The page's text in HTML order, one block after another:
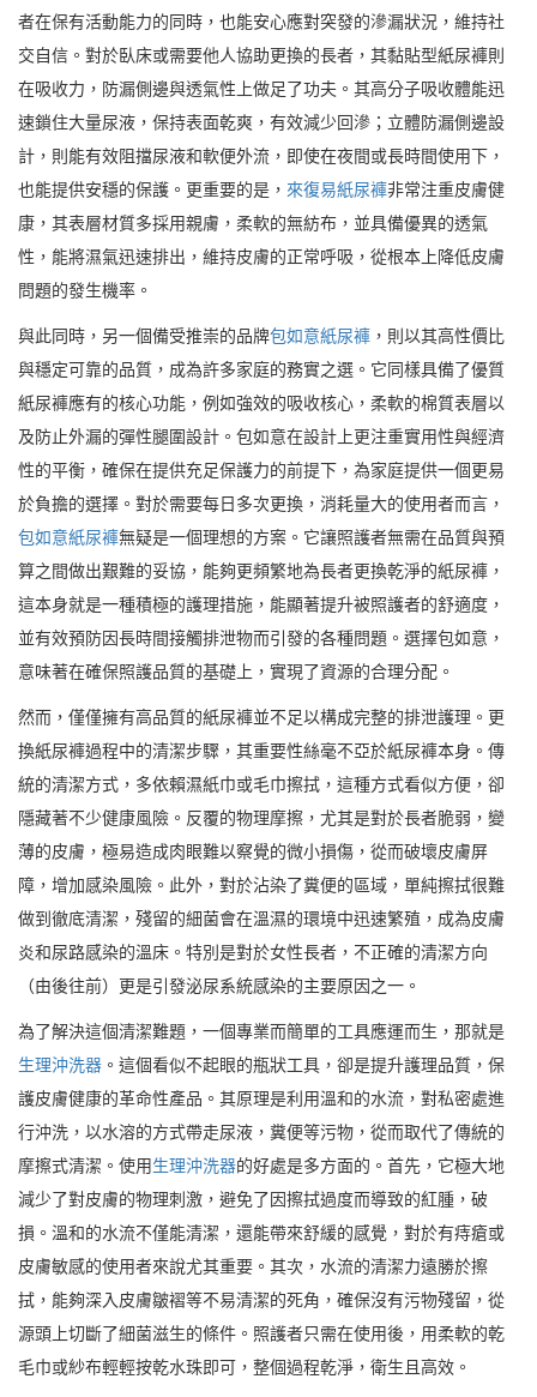
者在保有活動能力的同時，也能安心應對突發的滲漏狀況，維持社
交自信。對於臥床或需要他人協助更換的長者，其黏貼型紙尿褲則
在吸收力，防漏側邊與透氣性上做足了功夫。其高分子吸收體能迅
速鎖住大量尿液，保持表面乾爽，有效減少回滲；立體防漏側邊設
計，則能有效阻擋尿液和軟便外流，即使在夜間或長時間使用下，
也能提供安穩的保護。更重要的是， 來復易紙尿褲非常注重皮膚健
康，其表層材質多採用親膚，柔軟的無紡布，並具備優異的透氣
性，能將濕氣迅速排出，維持皮膚的正常呼吸，從根本上降低皮膚
問題的發生機率。
與此同時，另一個備受推崇的品牌包如意紙尿褲 ，則以其高性價比
與穩定可靠的品質，成為許多家庭的務實之選。它同樣具備了優質
紙尿褲應有的核心功能，例如強效的吸收核心，柔軟的棉質表層以
及防止外漏的彈性腿圍設計。包如意在設計上更注重實用性與經濟
性的平衡，確保在提供充足保護力的前提下，為家庭提供一個更易
於負擔的選擇。對於需要每日多次更換，消耗量大的使用者而言，
包如意紙尿褲無疑是一個理想的方案。它讓照護者無需在品質與預
算之間做出艱難的妥協，能夠更頻繁地為長者更換乾淨的紙尿褲，
這本身就是一種積極的護理措施，能顯著提升被照護者的舒適度，
並有效預防因長時間接觸排泄物而引發的各種問題。選擇包如意，
意味著在確保照護品質的基礎上，實現了資源的合理分配。
然而，僅僅擁有高品質的紙尿褲並不足以構成完整的排泄護理。更
換紙尿褲過程中的清潔步驟，其重要性絲毫不亞於紙尿褲本身。傳
統的清潔方式，多依賴濕紙巾或毛巾擦拭，這種方式看似方便，卻
隱藏著不少健康風險。反覆的物理摩擦，尤其是對於長者脆弱，變
薄的皮膚，極易造成肉眼難以察覺的微小損傷，從而破壞皮膚屏
障，增加感染風險。此外，對於沾染了糞便的區域，單純擦拭很難
做到徹底清潔，殘留的細菌會在溫濕的環境中迅速繁殖，成為皮膚
炎和尿路感染的溫床。特別是對於女性長者，不正確的清潔方向
（由後往前）更是引發泌尿系統感染的主要原因之一。
為了解決這個清潔難題，一個專業而簡單的工具應運而生，那就是
生理沖洗器 。這個看似不起眼的瓶狀工具，卻是提升護理品質，保
護皮膚健康的革命性產品。其原理是利用溫和的水流，對私密處進
行沖洗，以水溶的方式帶走尿液，糞便等污物，從而取代了傳統的
摩擦式清潔。使用生理沖洗器的好處是多方面的。首先，它極大地
減少了對皮膚的物理刺激，避免了因擦拭過度而導致的紅腫，破
損。溫和的水流不僅能清潔，還能帶來舒緩的感覺，對於有痔瘡或
皮膚敏感的使用者來說尤其重要。其次，水流的清潔力遠勝於擦
拭，能夠深入皮膚皺褶等不易清潔的死角，確保沒有污物殘留，從
源頭上切斷了細菌滋生的條件。照護者只需在使用後，用柔軟的乾
毛巾或紗布輕輕按乾水珠即可，整個過程乾淨，衛生且高效。